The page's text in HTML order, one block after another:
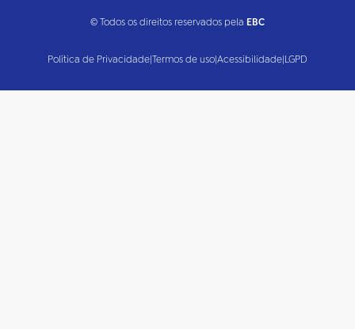
© Todos os direitos reservados pela EBC
Política de Privacidade|Termos de uso|Acessibilidade|LGPD